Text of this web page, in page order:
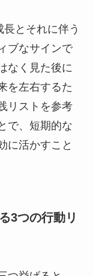
とそれに伴う
ブなサインで
なく見た後に
を左右するた
リストを参考
で、短期的な
に活かすこと
3つの行動リ